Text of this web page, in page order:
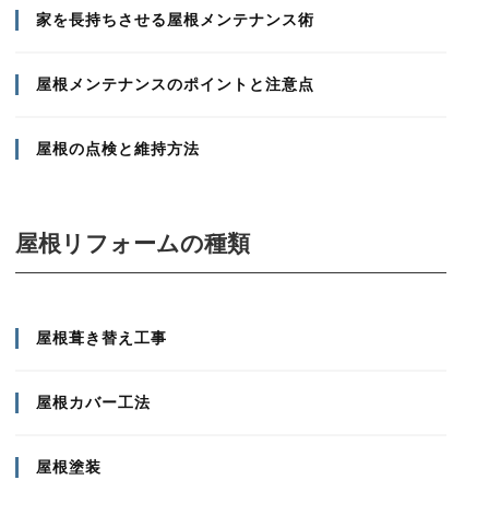
家を長持ちさせる屋根メンテナンス術
屋根メンテナンスのポイントと注意点
屋根の点検と維持方法
屋根リフォームの種類
屋根葺き替え工事
屋根カバー工法
屋根塗装